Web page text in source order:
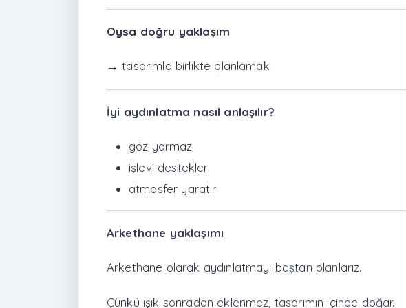
Oysa doğru yaklaşım
→ tasarımla birlikte planlamak
İyi aydınlatma nasıl anlaşılır?
göz yormaz
işlevi destekler
atmosfer yaratır
Arkethane yaklaşımı
Arkethane olarak aydınlatmayı baştan planlarız.
Çünkü ışık sonradan eklenmez, tasarımın içinde doğar.